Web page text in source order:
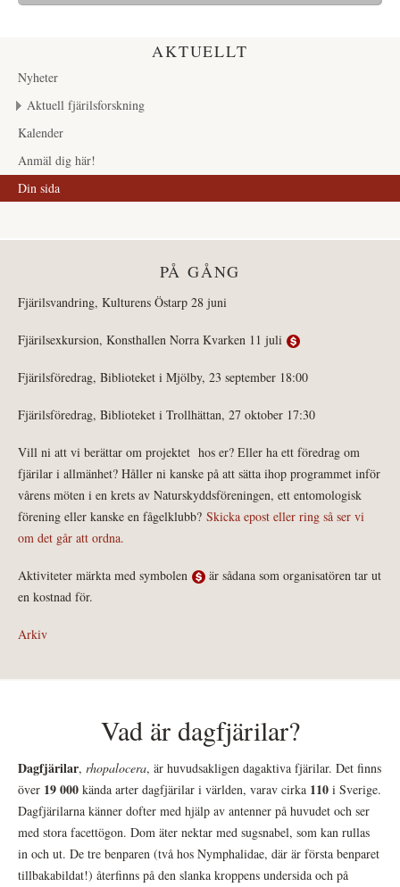
AKTUELLT
Nyheter
Aktuell fjärilsforskning
Kalender
Anmäl dig här!
Din sida
PÅ GÅNG
Fjärilsvandring, Kulturens Östarp 28 juni
Fjärilsexkursion, Konsthallen Norra Kvarken 11 juli
Fjärilsföredrag, Biblioteket i Mjölby, 23 september 18:00
Fjärilsföredrag, Biblioteket i Trollhättan, 27 oktober 17:30
Vill ni att vi berättar om projektet hos er? Eller ha ett föredrag om
fjärilar i allmänhet? Håller ni kanske på att sätta ihop programmet inför
vårens möten i en krets av Naturskyddsföreningen, ett entomologisk
förening eller kanske en fågelklubb? Skicka epost eller ring så ser vi
om det går att ordna.
Aktiviteter märkta med symbolen
är sådana som organisatören tar ut
en kostnad för.
Arkiv
Vad är dagfjärilar?
Dagfjärilar, rhopalocera, är huvudsakligen dagaktiva fjärilar. Det finns
över 19 000 kända arter dagfjärilar i världen, varav cirka 110 i Sverige.
Dagfjärilarna känner dofter med hjälp av antenner på huvudet och ser
med stora facettögon. Dom äter nektar med sugsnabel, som kan rullas
in och ut. De tre benparen (två hos Nymphalidae, där är första benparet
tillbakabildat!) återfinns på den slanka kroppens undersida och på